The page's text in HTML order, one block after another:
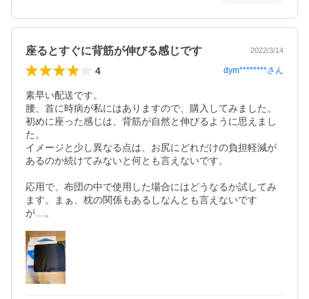
座るとすぐに背筋が伸びる感じです 2022/3/14
4 dym********さん
素早い配送です。
腰、首に時病が私にはありますので、購入してみました。
初めに座った感じは、背筋が自然と伸びるように思えまし
た。
イメージと少し異なる点は、お尻にどれだけの負担軽減が
あるのか続けてみないと何とも言えないです。
応用で、布団の中で使用した場合にはどうなるか試してみ
ます。まぁ、枕の関係もあるしなんとも言えないです
が…。